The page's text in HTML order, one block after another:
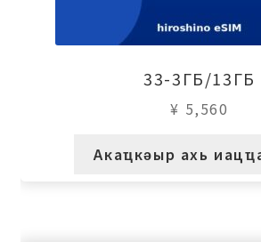
33-3ГБ/13ГБ
¥ 5,560
Акаҵкәыр ахь